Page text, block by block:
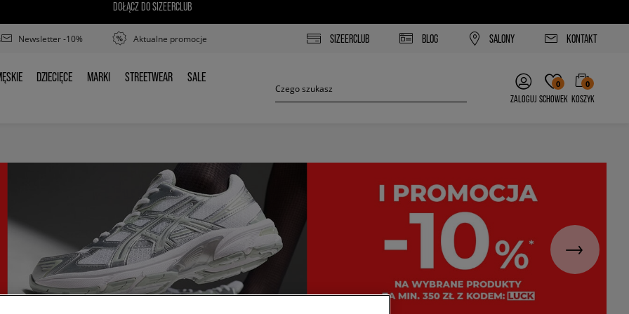
DOŁĄCZ DO SIZEERCLUB
Newsletter -10% Aktualne promocje SIZEERCLUB BLOG SALONY KONTAKT
DZIECIĘCE
DZIECIĘCE MARKI
MARKI STREETWEAR
STREETWEAR SALE
SALE
ZALOGUJ
0
SCHOWEK
0
KOSZYK